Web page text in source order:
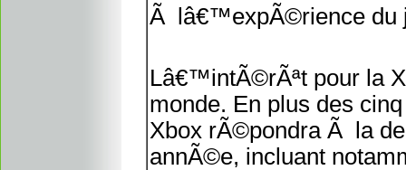
Ã lâ€™expÃ©rience du
Lâ€™intÃ©rÃªt pour la
monde. En plus des
Xbox rÃ©pondra Ã la
annÃ©e, incluant